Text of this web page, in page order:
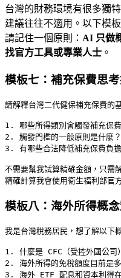
台灣的財務環境有很多獨
建議往往不適用。以下模
請記住一個原則： AI 只做
找官方工具或專業人士 。
模板七：補充保費思
請解釋台灣二代健保補充保費的
1. 哪些所得類別會觸發補充保費
2. 觸發門檻的一般原則是什麼？
3. 有哪些合法降低補充保費負擔
不需要幫我試算精確金額，只需
模板八：海外所得概
我是台灣稅務居民，想了解以下
1. 什麼是 CFC（受控外國公司
2. 海外所得的免稅額度目前是
3. 海外 ETF 配息和資本利得在